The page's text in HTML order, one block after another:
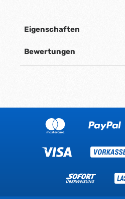
Eigenschaften
Bewertungen